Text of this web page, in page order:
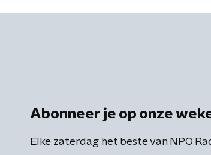
Abonneer je op onze
Elke zaterdag het beste van NPO